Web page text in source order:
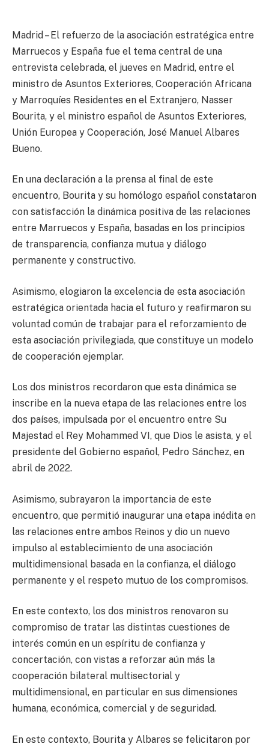
Madrid – El refuerzo de la asociación estratégica entre
Marruecos y España fue el tema central de una
entrevista celebrada, el jueves en Madrid, entre el
ministro de Asuntos Exteriores, Cooperación Africana
y Marroquíes Residentes en el Extranjero, Nasser
Bourita, y el ministro español de Asuntos Exteriores,
Unión Europea y Cooperación, José Manuel Albares
Bueno.
En una declaración a la prensa al final de este
encuentro, Bourita y su homólogo español constataron
con satisfacción la dinámica positiva de las relaciones
entre Marruecos y España, basadas en los principios
de transparencia, confianza mutua y diálogo
permanente y constructivo.
Asimismo, elogiaron la excelencia de esta asociación
estratégica orientada hacia el futuro y reafirmaron su
voluntad común de trabajar para el reforzamiento de
esta asociación privilegiada, que constituye un modelo
de cooperación ejemplar.
Los dos ministros recordaron que esta dinámica se
inscribe en la nueva etapa de las relaciones entre los
dos países, impulsada por el encuentro entre Su
Majestad el Rey Mohammed VI, que Dios le asista, y el
presidente del Gobierno español, Pedro Sánchez, en
abril de 2022.
Asimismo, subrayaron la importancia de este
encuentro, que permitió inaugurar una etapa inédita en
las relaciones entre ambos Reinos y dio un nuevo
impulso al establecimiento de una asociación
multidimensional basada en la confianza, el diálogo
permanente y el respeto mutuo de los compromisos.
En este contexto, los dos ministros renovaron su
compromiso de tratar las distintas cuestiones de
interés común en un espíritu de confianza y
concertación, con vistas a reforzar aún más la
cooperación bilateral multisectorial y
multidimensional, en particular en sus dimensiones
humana, económica, comercial y de seguridad.
En este contexto, Bourita y Albares se felicitaron por